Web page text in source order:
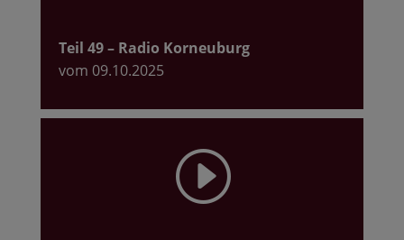
Teil 49– Radio Korneuburg
vom 09.10.2025
I